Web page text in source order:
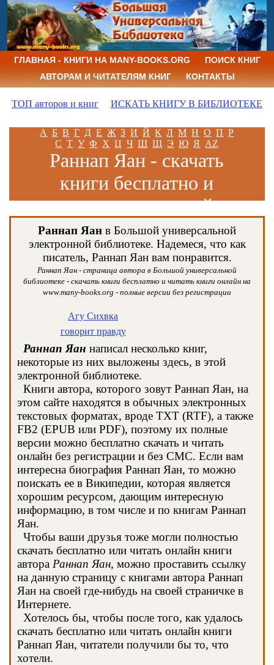
ГЛАВНАЯ - КНИГИ НА MANY-BOOKS.ORG
ПОИСК КНИГ
АВТОРАМ И ЧИТАТЕЛЯМ КНИГ
КОНТАКТЫ
ТОП авторов и книг ИСКАТЬ КНИГУ В БИБЛИОТЕКЕ
А Б В Г Д Е Ж З И Й К Л М Н О П Р
С Т У Ф Х Ц Ч Ш Щ Э Ю Я AZ
Раннап Яан - скачать
книги бесплатно и
читать книги онлайн
Раннап Яан в Большой универсальной
электронной библиотеке. Надемеся, что как
писатель, Раннап Яан вам понравится.
Раннап Яан - страница автора в Большой универсальной
библиотеке - скачать книги бесплатно и читать книги онлайн на
www.many-books.org - полные версии без регистрации
Агу Сихвка
говорит правду
Раннап Яан написал несколько книг,
некоторые из них выложены здесь, в этой
электронной библиотеке.
Книги автора, которого зовут Раннап Яан, на
этом сайте находятся в обычных электронных
текстовых форматах, вроде TXT (RTF), а также
FB2 (EPUB или PDF), поэтому их полные
версии можно бесплатно скачать и читать
онлайн без регистрации и без СМС. Если вам
интересна биография Раннап Яан, то можно
поискать ее в Википедии, которая является
хорошим ресурсом, дающим интересную
информацию, в том числе и по книгам Раннап
Яан.
Чтобы ваши друзья тоже могли полностью
скачать бесплатно или читать онлайн книги
автора Раннап Яан, можно проставить ссылку
на данную страницу с книгами автора Раннап
Яан на своей где-нибудь на своей страничке в
Интернете.
Хотелось бы, чтобы после того, как удалось
скачать бесплатно или читать онлайн книги
Раннап Яан, читатели получили бы то, что
хотели.